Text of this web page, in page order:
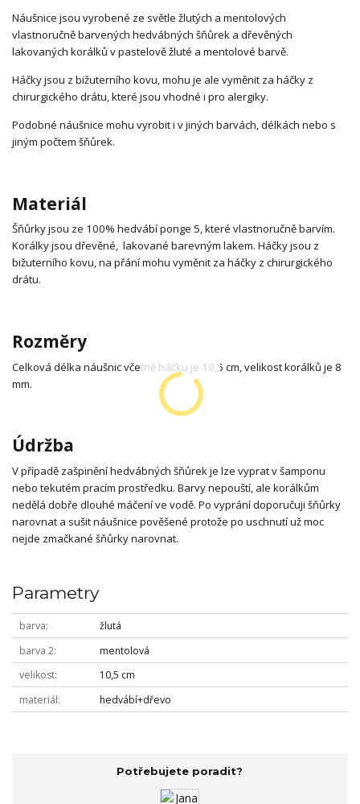
Náušnice jsou vyrobené ze světle žlutých a mentolových
vlastnoručně barvených hedvábných šňůrek a dřevěných
lakovaných korálků v pastelově žluté a mentolové barvě.
Háčky jsou z bižuterního kovu, mohu je ale vyměnit za háčky z
chirurgického drátu, které jsou vhodné i pro alergiky.
Podobné náušnice mohu vyrobit i v jiných barvách, délkách nebo s
jiným počtem šňůrek.
Materiál
Šňůrky jsou ze 100% hedvábí ponge 5, které vlastnoručně barvím.
Korálky jsou dřevěné, lakované barevným lakem. Háčky jsou z
bižuterního kovu, na přání mohu vyměnit za háčky z chirurgického
drátu.
Rozměry
Celková délka náušnic včetně háčku je 10,5 cm, velikost korálků je 8
mm.
Údržba
V případě zašpinění hedvábných šňůrek je lze vyprat v šamponu
nebo tekutém pracím prostředku. Barvy nepouští, ale korálkům
nedělá dobře dlouhé máčení ve vodě. Po vyprání doporučuji šňůrky
narovnat a sušit náušnice pověšené protože po uschnutí už moc
nejde zmačkané šňůrky narovnat.
Parametry
barva
žlutá
barva 2
mentolová
velikost
10,5 cm
materiál
hedvábí+dřevo
Potřebujete poradit?